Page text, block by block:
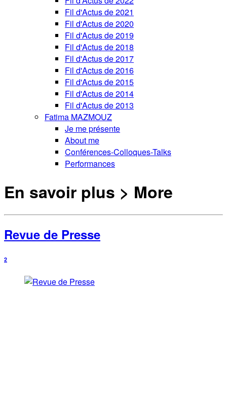
Fil d'Actus de 2021
Fil d'Actus de 2020
Fil d'Actus de 2019
Fil d'Actus de 2018
Fil d'Actus de 2017
Fil d'Actus de 2016
Fil d'Actus de 2015
Fil d'Actus de 2014
Fil d'Actus de 2013
Fatima MAZMOUZ
Je me présente
About me
Conférences-Colloques-Talks
Performances
En savoir plus > More
Revue de Presse
2